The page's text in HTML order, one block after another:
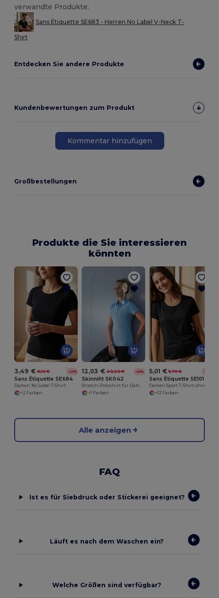
verwandte Produkte:
Sans Étiquette SE683 - Herren No Label V-Neck T-
Shirt
Entdecken Sie andere Produkte
Kundenbewertungen zum Produkt
Kommentar hinzufügen
Großbestellungen
Produkte die Sie interessieren
könnten
3,49 € 6,10 € -43%
Sans Étiquette SE684
Damen No Label T-Shirt
+2 Farben
12,03 € 20,20 € -40%
Skinnifit SK042
Stretch-Poloshirt für Damen
+1 Farben
5,01 € 5,70 € -12%
Sans Étiquette SE101
+12 Farben
Alle anzeigen
FAQ
Ist es für Siebdruck oder Stickerei geeignet?
Läuft es nach dem Waschen ein?
Welche Größen sind verfügbar?